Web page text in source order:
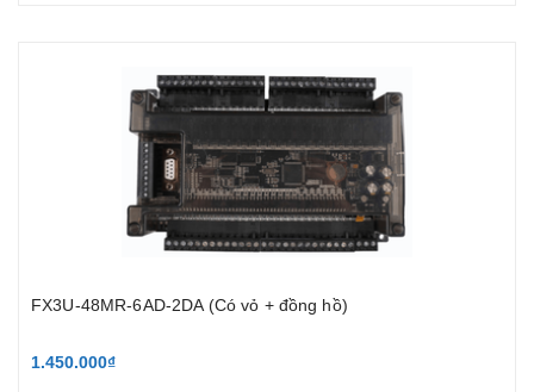
FX3U-48MR-6AD-2DA (Có vỏ + đồng hồ)
1.450.000₫